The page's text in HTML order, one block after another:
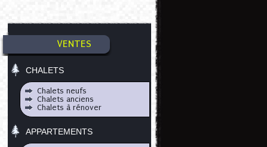
VENTES
CHALETS
Chalets neufs
Chalets anciens
Chalets à rénover
APPARTEMENTS